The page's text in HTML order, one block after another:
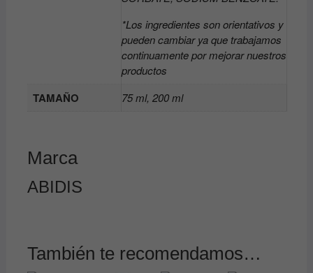
*Los ingredientes son orientativos y
pueden cambiar ya que trabajamos
continuamente por mejorar nuestros
productos
TAMAÑO 75 ml, 200 ml
Marca
ABIDIS
También te recomendamos…